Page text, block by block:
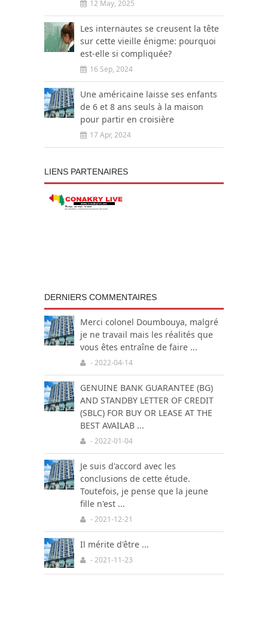
12 May, 2025
Les internautes se creusent la tête
sur cette vieille énigme: pourquoi
est-elle si compliquée?
16 Sep, 2024
Une américaine laisse ses enfants
de 6 et 8 ans seuls à la maison
pour partir en croisière
17 Apr, 2024
LIENS PARTENAIRES
DERNIERS COMMENTAIRES
Merci colonel Doumbouya, malgré
je ne travail mais les réalités que
vous êtes entraîne de faire ...
- 2022-04-14
GENUINE BANK GUARANTEE (BG)
AND STANDBY LETTER OF CREDIT
(SBLC) FOR BUY OR LEASE AT THE
BEST AVAILAB ...
- 2022-01-04
Je suis d'accord avec les
conclusions de cette étude.
Toutefois, je pense que la jeune
fille n'est ...
- 2021-12-21
Il mérite d'être ...
- 2021-11-23